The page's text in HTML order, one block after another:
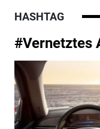
HASHTAG
#Vernetztes